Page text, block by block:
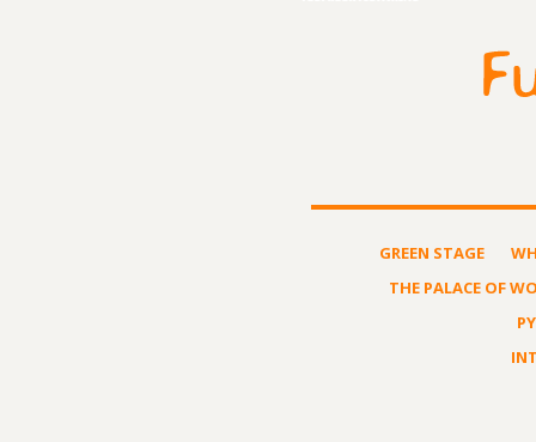
GREEN STAGE
THE PALACE OF